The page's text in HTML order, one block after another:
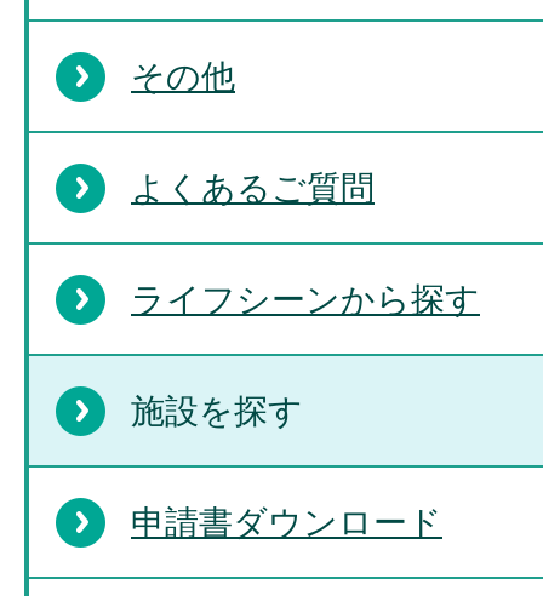
その他
よくあるご質問
ライフシーンから探す
施設を探す
申請書ダウンロード